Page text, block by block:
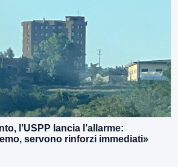
l’USPP lancia l’allarme:
servono rinforzi immediati»